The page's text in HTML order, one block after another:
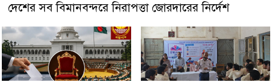
দেশের সব বিমানবন্দরে নিরাপত্তা জোরদারের নির্দেশ